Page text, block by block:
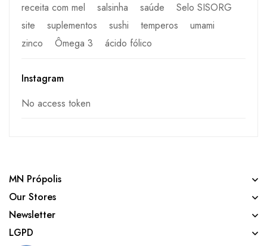
receita com mel
salsinha saúde
Selo SISORG
site
suplementos sushi temperos
umami
zinco
Ômega 3 ácido fólico
Instagram
No access token
MN Própolis
Our Stores
Newsletter
LGPD